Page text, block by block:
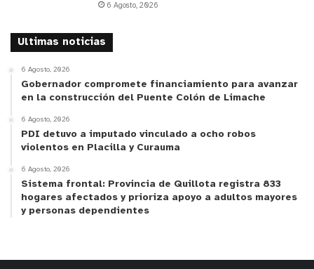
6 Agosto, 2026
Ultimas noticias
6 Agosto, 2026
Gobernador compromete financiamiento para avanzar
en la construcción del Puente Colón de Limache
6 Agosto, 2026
PDI detuvo a imputado vinculado a ocho robos
violentos en Placilla y Curauma
6 Agosto, 2026
Sistema frontal: Provincia de Quillota registra 833
hogares afectados y prioriza apoyo a adultos mayores
y personas dependientes